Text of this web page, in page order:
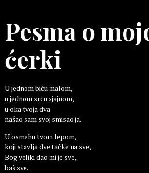
Pesma o
ćerki
U jednom biću malom,
u jednom srcu sjajnom,
u oka tvoja dva
našao sam svoj smisao ja.
U osmehu tvom lepom,
koji stavlja dve tačke na sve,
Bog veliki dao mi je sve,
baš sve.